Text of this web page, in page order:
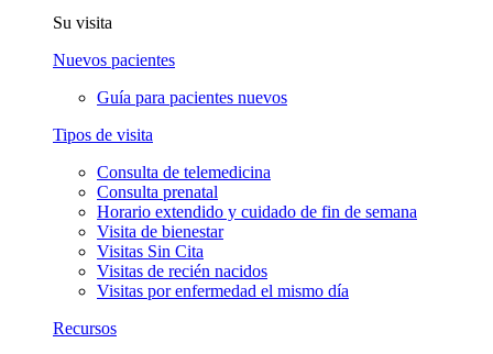
Su visita
Nuevos pacientes
Guía para pacientes nuevos
Tipos de visita
Consulta de telemedicina
Consulta prenatal
Horario extendido y cuidado de fin de semana
Visita de bienestar
Visitas Sin Cita
Visitas de recién nacidos
Visitas por enfermedad el mismo día
Recursos